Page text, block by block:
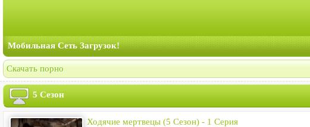
Мобильная Сеть Загрузок!
Скачать порно
5 Сезон
Ходячие мертвецы (5 Сезон) - 1 Серия